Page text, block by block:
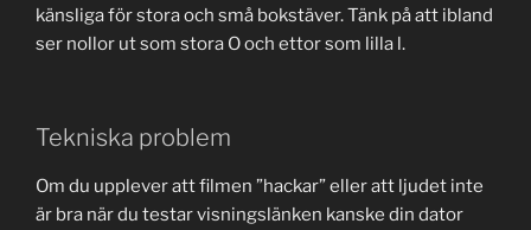
känsliga för stora och små bokstäver. Tänk på att ibland
ser nollor ut som stora O och ettor som lilla l.
Tekniska problem
Om du upplever att filmen ”hackar” eller att ljudet inte
är bra när du testar visningslänken kanske din dator